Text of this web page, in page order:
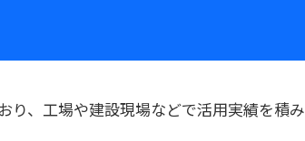
り、工場や建設現場などで活用実績を積み